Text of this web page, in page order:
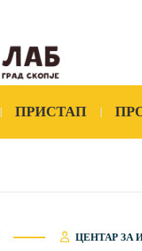
ПРИСТАП
ЦЕНТАР ЗА